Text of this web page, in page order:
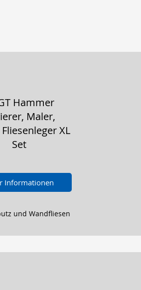
Hammer
Maler,
XL
Set
Informationen
und Wandfliesen